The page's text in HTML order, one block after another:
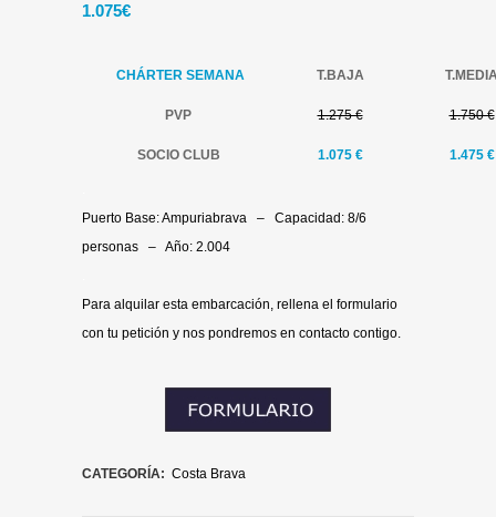
1.075€
CHÁRTER SEMANA T.BAJA
PVP 1.275 € 1.750 €
SOCIO CLUB 1.075 € 1.475 €
Puerto Base: Ampuriabrava – Capacidad: 8/6
personas – Año: 2.004
Para alquilar esta embarcación, rellena el formulario
con tu petición y nos pondremos en contacto contigo.
CATEGORÍA: Costa Brava